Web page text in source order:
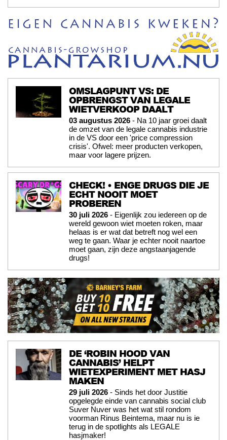
OMSLAGPUNT VS: DE
OPBRENGST VAN LEGALE
WIETVERKOOP DAALT
03 augustus 2026 - Na 10 jaar groei daalt
de omzet van de legale cannabis industrie
in de VS door een 'price compression
crisis'. Ofwel: meer producten verkopen,
maar voor lagere prijzen.
CHECK! • ENGE DRUGS DIE JE
ECHT NOOIT MOET
PROBEREN
30 juli 2026 - Eigenlijk zou iedereen op de
wereld gewoon wiet moeten roken, maar
helaas is er wat dat betreft nog wel een
weg te gaan. Waar je echter nooit naartoe
moet gaan, zijn deze angstaanjagende
drugs!
DE ‘ROBIN HOOD VAN
CANNABIS’ HELPT
WIETEXPERIMENT MET HASJ
MAKEN
29 juli 2026 - Sinds het door Justitie
opgelegde einde van cannabis social club
Suver Nuver was het wat stil rondom
voorman Rinus Beintema, maar nu is ie
terug in de spotlights als LEGALE
hasjmaker!